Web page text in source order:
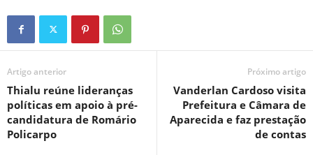
Artigo anterior
Thialu reúne lideranças
políticas em apoio à pré-
candidatura de Romário
Policarpo
Próximo artigo
Vanderlan Cardoso visita
Prefeitura e Câmara de
Aparecida e faz prestação
de contas